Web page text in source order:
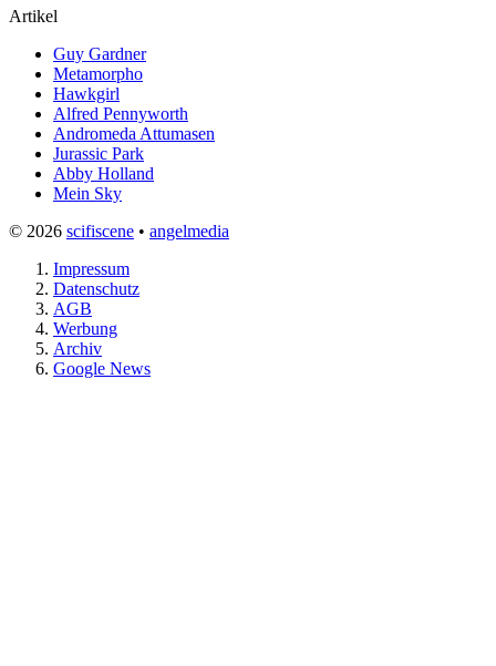
Artikel
Guy Gardner
Metamorpho
Hawkgirl
Alfred Pennyworth
Andromeda Attumasen
Jurassic Park
Abby Holland
Mein Sky
© 2026 scifiscene • angelmedia
Impressum
Datenschutz
AGB
Werbung
Archiv
Google News